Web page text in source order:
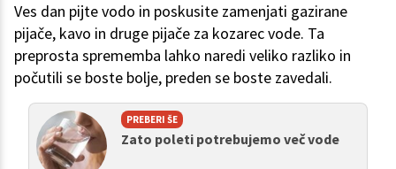
Ves dan pijte vodo in poskusite zamenjati gazirane
pijače, kavo in druge pijače za kozarec vode. Ta
preprosta sprememba lahko naredi veliko razliko in
počutili se boste bolje, preden se boste zavedali.
PREBERI ŠE
Zato poleti potrebujemo več vode